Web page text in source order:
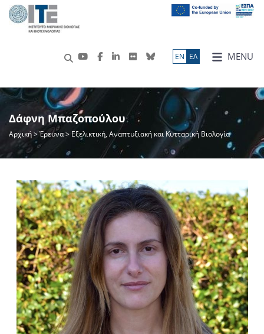
MENU
ΕN ΕΛ
Δάφνη Μπαζοπούλου
Αρχική>Έρευνα> Εξελικτική, Αναπτυξιακή και Κυτταρική Βιολογία